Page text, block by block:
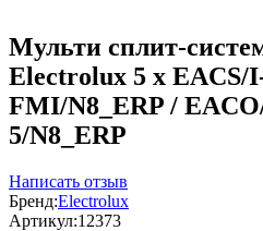
Мульти сплит-
Electrolux 5 x EACS/
FMI/N8_ERP /
5/N8_ERP
Написать отзыв
Бренд:Electrolux
Артикул:12373